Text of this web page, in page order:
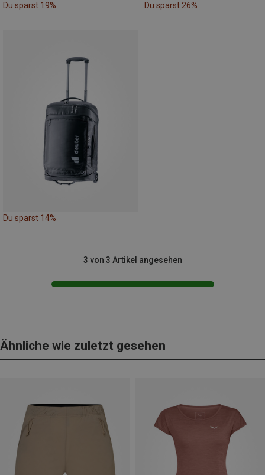
Du sparst 19% Du sparst 26%
Du sparst 14%
3 von 3 Artikel angesehen
Ähnliche wie zuletzt gesehen